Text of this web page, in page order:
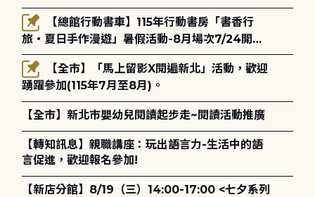
場！
旅・夏日手作漫遊」暑假活動-8月場次7/24開始
報名
踴躍參加(115年7月至8月)。
【全市】新北市嬰幼兒閱讀起步走~閱讀活動推廣
【轉知訊息】親職講座：玩出語言力-生活中的語
言促進，歡迎報名參加!
【新店分館】8/19（三）14:00-17:00 <七夕系列